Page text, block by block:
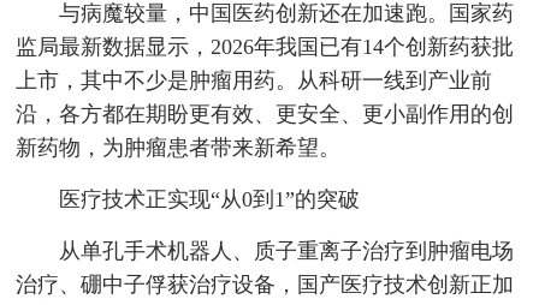
与病魔较量，中国医药创新还在加速跑。国家药
监局最新数据显示，2026年我国已有14个创新药获批
上市，其中不少是肿瘤用药。从科研一线到产业前
沿，各方都在期盼更有效、更安全、更小副作用的创
新药物，为肿瘤患者带来新希望。
医疗技术正实现“从0到1”的突破
从单孔手术机器人、质子重离子治疗到肿瘤电场
治疗、硼中子俘获治疗设备，国产医疗技术创新正加